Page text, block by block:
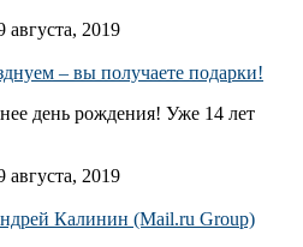
2019
– вы получаете подарки!
день рождения! Уже 14 лет
2019
Калинин (Mail.ru Group)